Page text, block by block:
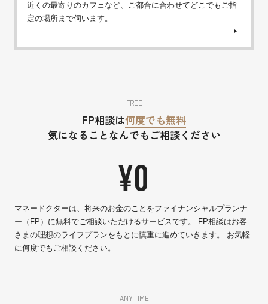
近くの最寄りのカフェなど、ご都合に合わせてどこでもご指
定の場所まで伺います。
FREE
FP相談は何度でも無料
気になることなんでもご相談ください
マネードクターは、将来のお金のことをファイナンシャルプランナ
ー（FP）に無料でご相談いただけるサービスです。 FP相談はお客
さまの理想のライフプランをもとに慎重に進めていきます。 お気軽
に何度でもご相談ください。
¥0
ANYTIME